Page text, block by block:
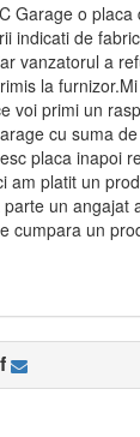
Garage o placa
indicati de
vanzatorul a
la
voi primi un
cu suma
placa inapoi
am platit un
un angajat
cumpara un